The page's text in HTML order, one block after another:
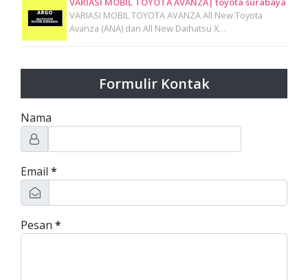
VARIASI MOBIL TOYOTA AVANZA All New Toyota
Avanza (ANA) dan All New Daihatsu X…
Formulir Kontak
Nama
Email *
Pesan *